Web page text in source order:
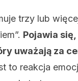
trzy lub
Pojawia
uważają za
to reakcja